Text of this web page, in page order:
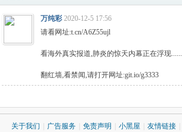
万纯彩 2020-12-5 17:56
请看网址:t.cn/A6Z55ujl
看海外真实报道,肺炎的惊天内幕正在浮现......
翻红墙,看禁闻,请打开网址:git.io/g3333
关于我们 广告服务 免责声明 小黑屋 友情链接